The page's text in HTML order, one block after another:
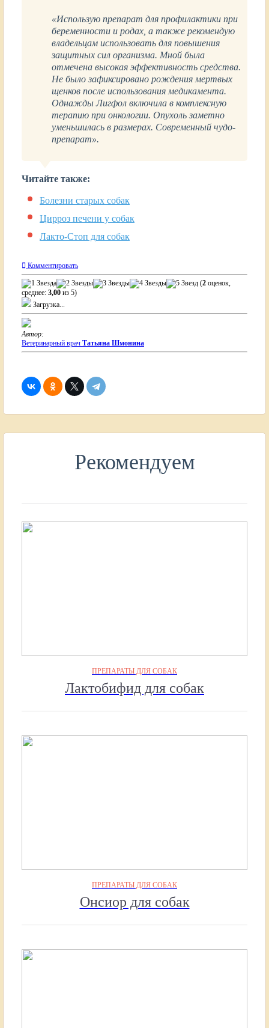
«Использую препарат для профилактики при
беременности и родах, а также рекомендую
владельцам использовать для повышения
защитных сил организма. Мной была
отмечена высокая эффективность средства.
Не было зафиксировано рождения мертвых
щенков после использования медикамента.
Однажды Лигфол включила в комплексную
терапию при онкологии. Опухоль заметно
уменьшилась в размерах. Современный чудо-
препарат».
Читайте также:
Болезни старых собак
Цирроз печени у собак
Лакто-Стоп для собак
Комментировать
(2 оценок,
среднее: 3,00 из 5)
Загрузка...
Автор:
Ветеринарный врач Татьяна Шмонина
Рекомендуем
ПРЕПАРАТЫ ДЛЯ СОБАК
Лактобифид для собак
ПРЕПАРАТЫ ДЛЯ СОБАК
Онсиор для собак